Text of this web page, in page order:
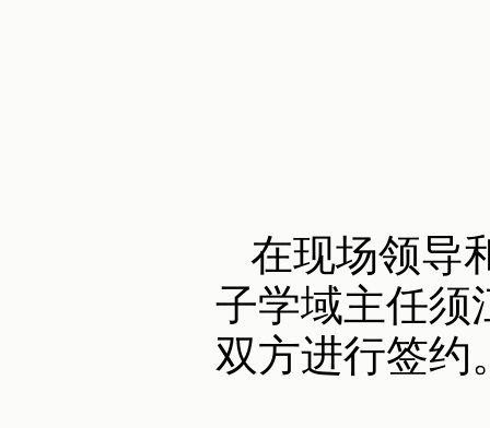
在现场领导
子学域主任须
双方进行签约